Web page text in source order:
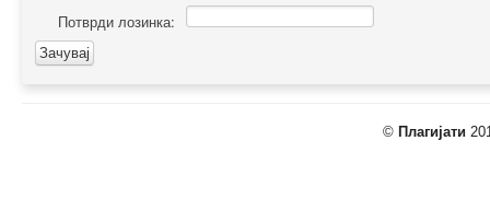
Потврди лозинка:
© Плагијати